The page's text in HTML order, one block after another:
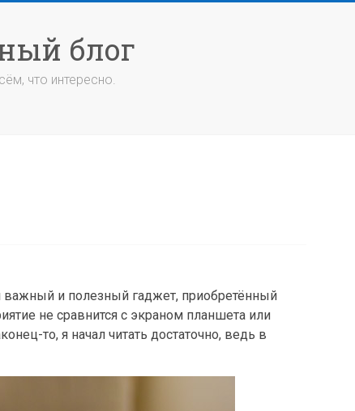
блог
что интересно.
и полезный гаджет, приобретённый
не сравнится с экраном планшета или
то, я начал читать достаточно, ведь в